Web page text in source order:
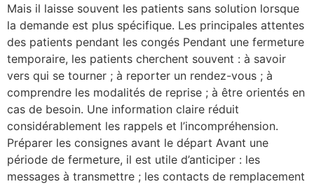
Mais il laisse souvent les patients sans solution lorsque
la demande est plus spécifique. Les principales attentes
des patients pendant les congés Pendant une fermeture
temporaire, les patients cherchent souvent : à savoir
vers qui se tourner ; à reporter un rendez-vous ; à
comprendre les modalités de reprise ; à être orientés en
cas de besoin. Une information claire réduit
considérablement les rappels et l’incompréhension.
Préparer les consignes avant le départ Avant une
période de fermeture, il est utile d’anticiper : les
messages à transmettre ; les contacts de remplacement